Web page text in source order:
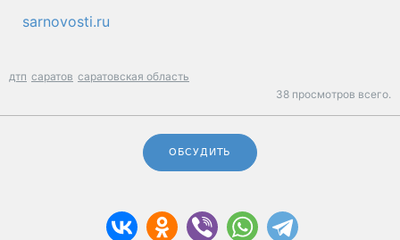
sarnovosti.ru
дтп саратов саратовская область
38 просмотров всего.
ОБСУДИТЬ